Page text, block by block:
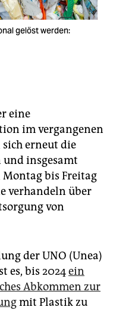
gelöst werden:
eine
im vergangenen
erneut die
und insgesamt
bis Freitag
verhandeln über
von
der UNO (Unea)
es, bis 2024ein
Abkommen zur
mit Plastik zu